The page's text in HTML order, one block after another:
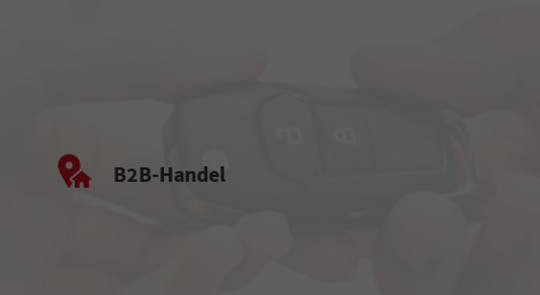
B2B-Handel